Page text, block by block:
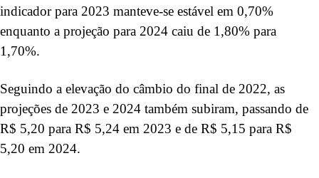
indicador para 2023 manteve-se estável em 0,70%
enquanto a projeção para 2024 caiu de 1,80% para
1,70%.
Seguindo a elevação do câmbio do final de 2022, as
projeções de 2023 e 2024 também subiram, passando de
R$ 5,20 para R$ 5,24 em 2023 e de R$ 5,15 para R$
5,20 em 2024.